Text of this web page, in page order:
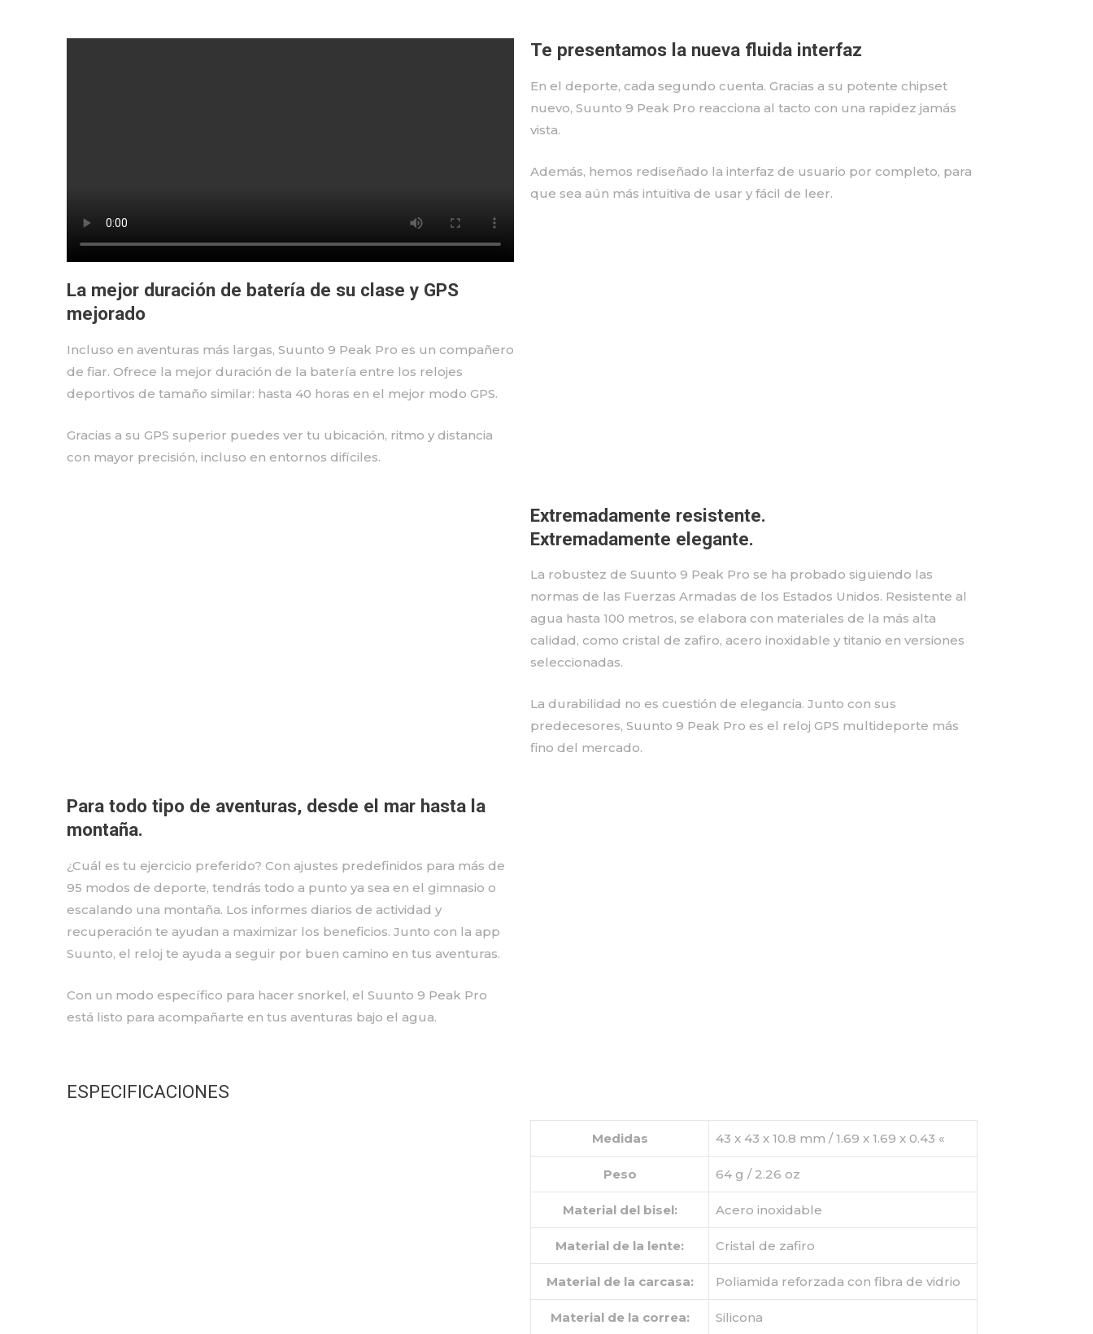
Te presentamos la nueva fluida interfaz
En el deporte, cada segundo cuenta. Gracias a su potente chipset
nuevo, Suunto 9 Peak Pro reacciona al tacto con una rapidez jamás
vista.
Además, hemos rediseñado la interfaz de usuario por completo, para
que sea aún más intuitiva de usar y fácil de leer.
La mejor duración de batería de su clase y GPS
mejorado
Incluso en aventuras más largas, Suunto 9 Peak Pro es un compañero
de fiar. Ofrece la mejor duración de la batería entre los relojes
deportivos de tamaño similar: hasta 40 horas en el mejor modo GPS.
Gracias a su GPS superior puedes ver tu ubicación, ritmo y distancia
con mayor precisión, incluso en entornos difíciles.
Extremadamente resistente.
Extremadamente elegante.
La robustez de Suunto 9 Peak Pro se ha probado siguiendo las
normas de las Fuerzas Armadas de los Estados Unidos. Resistente al
agua hasta 100 metros, se elabora con materiales de la más alta
calidad, como cristal de zafiro, acero inoxidable y titanio en versiones
seleccionadas.
La durabilidad no es cuestión de elegancia. Junto con sus
predecesores, Suunto 9 Peak Pro es el reloj GPS multideporte más
fino del mercado.
Para todo tipo de aventuras, desde el mar hasta la
montaña.
¿Cuál es tu ejercicio preferido? Con ajustes predefinidos para más de
95 modos de deporte, tendrás todo a punto ya sea en el gimnasio o
escalando una montaña. Los informes diarios de actividad y
recuperación te ayudan a maximizar los beneficios. Junto con la app
Suunto, el reloj te ayuda a seguir por buen camino en tus aventuras.
Con un modo específico para hacer snorkel, el Suunto 9 Peak Pro
está listo para acompañarte en tus aventuras bajo el agua.
ESPECIFICACIONES
Medidas 43 x 43 x 10.8 mm / 1.69 x 1.69 x 0.43 «
Peso 64 g / 2.26 oz
Material del bisel: Acero inoxidable
Material de la lente: Cristal de zafiro
Material de la carcasa: Poliamida reforzada con fibra de vidrio
Material de la correa: Silicona